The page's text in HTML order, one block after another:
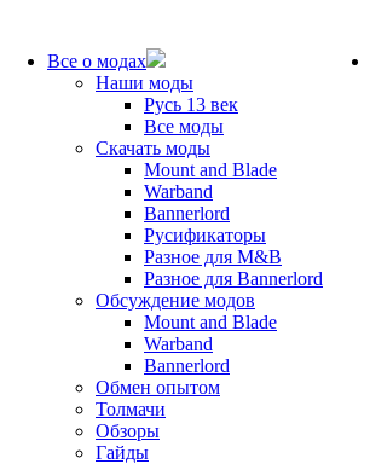
Все о модах
Наши моды
Русь 13 век
Все моды
Скачать моды
Mount and Blade
Warband
Bannerlord
Русификаторы
Разное для M&B
Разное для Bannerlord
Обсуждение модов
Mount and Blade
Warband
Bannerlord
Обмен опытом
Толмачи
Обзоры
Гайды